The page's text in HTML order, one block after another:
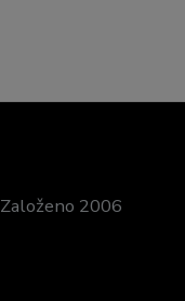
Založeno 2006